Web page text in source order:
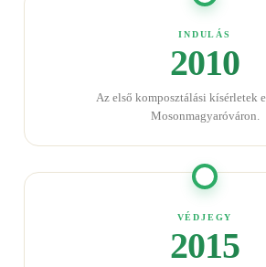
INDULÁS
2010
Az első komposztálási kísérletek
Mosonmagyaróváron.
VÉDJEGY
2015